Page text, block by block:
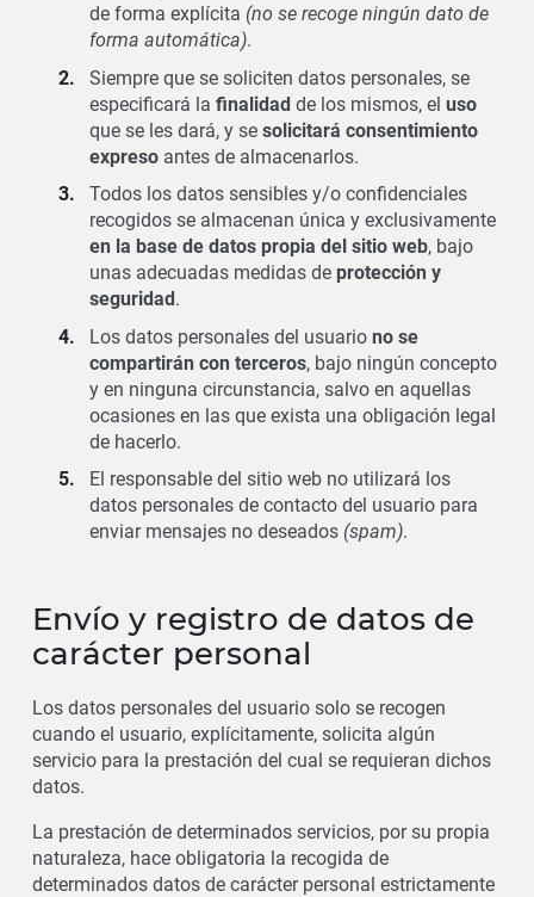
de forma explícita (no se recoge ningún dato de
forma automática).
Siempre que se soliciten datos personales, se
especificará la finalidadde los mismos, el uso
que se les dará, y se solicitará consentimiento
expresoantes de almacenarlos.
Todos los datos sensibles y/o confidenciales
recogidos se almacenan única y exclusivamente
en la base de datos propia del sitio web, bajo
unas adecuadas medidas de protección y
seguridad .
Los datos personales del usuario no se
compartirán con terceros, bajo ningún concepto
y en ninguna circunstancia, salvo en aquellas
ocasiones en las que exista una obligación legal
de hacerlo.
El responsable del sitio web no utilizará los
datos personales de contacto del usuario para
enviar mensajes no deseados (spam).
Envío y registro de datos de
carácter personal
Los datos personales del usuario solo se recogen
cuando el usuario, explícitamente, solicita algún
servicio para la prestación del cual se requieran dichos
datos.
La prestación de determinados servicios, por su propia
naturaleza, hace obligatoria la recogida de
determinados datos de carácter personal estrictamente